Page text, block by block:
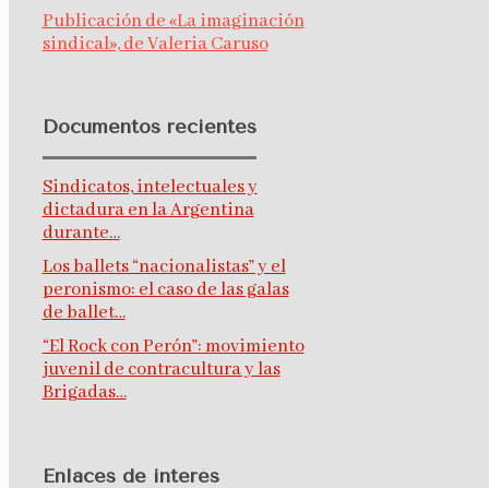
Publicación de «La imaginación
sindical», de Valeria Caruso
Documentos recientes
Sindicatos, intelectuales y
dictadura en la Argentina
durante…
Los ballets “nacionalistas” y el
peronismo: el caso de las galas
de ballet…
“El Rock con Perón”: movimiento
juvenil de contracultura y las
Brigadas…
Enlaces de interés